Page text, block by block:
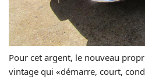
Pour cet argent, le nouveau
vintage qui «démarre, court,